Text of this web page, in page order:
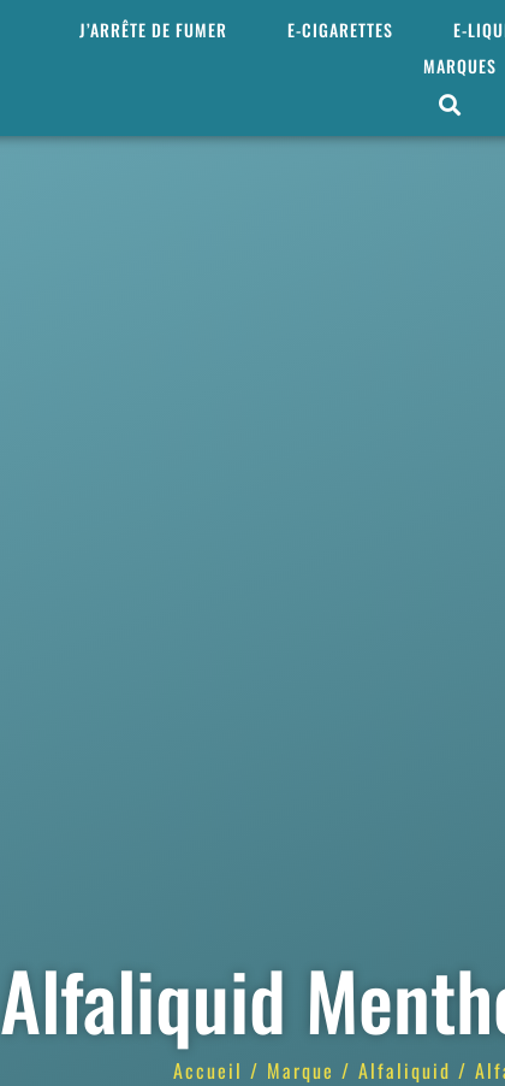
J’ARRÊTE DE FUMER E-CIGARETTES E-
MARQUES
Alfaliquid
Accueil / Marque / Alfaliquid /